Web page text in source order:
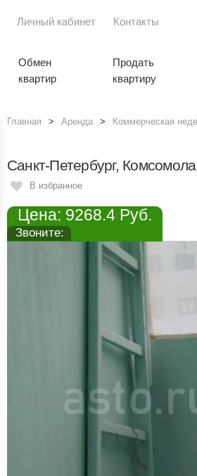
Личный кабинет Контакты
Обмен
квартир
Продать
квартиру
Главная Аренда Коммерческая
Санкт-Петербург,
В избранное
Цена: 9268.4 Руб.
Звоните: